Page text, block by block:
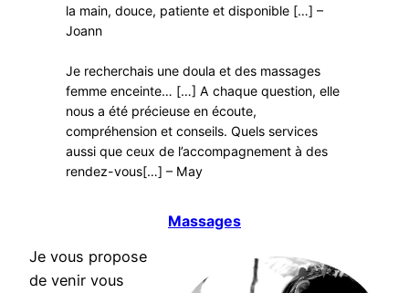
la main, douce, patiente et disponible […] –
Joann
Je recherchais une doula et des massages
femme enceinte… […] A chaque question, elle
nous a été précieuse en écoute,
compréhension et conseils. Quels services
aussi que ceux de l’accompagnement à des
rendez-vous[…] – May
Massages
Je vous propose
de venir vous